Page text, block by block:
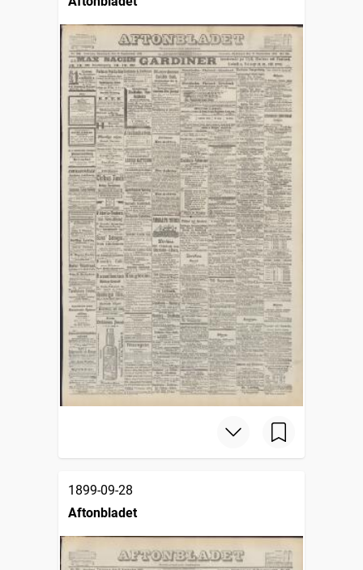
1899-09-28
Aftonbladet